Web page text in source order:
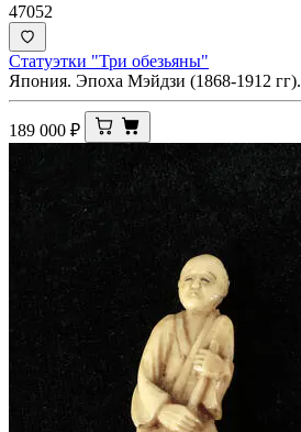
47052
Статуэтки "Три обезьяны"
Япония. Эпоха Мэйдзи (1868-1912 гг).
189 000 ₽